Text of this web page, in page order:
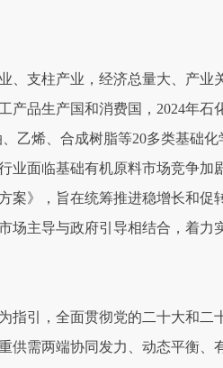
、支柱产业，经济总量大、产
产品生产国和消费国，2024年石
乙烯、合成树脂等20多类基础
业面临基础有机原料市场竞争
案》，旨在统筹推进稳增长和
场主导与政府引导相结合，着力
指引，全面贯彻党的二十大和
供需两端协同发力、动态平衡